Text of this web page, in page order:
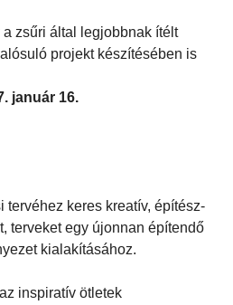
zsűri által legjobbnak ítélt
projekt készítésében is
január 16.
tervéhez keres kreatív, építész-
terveket egy újonnan építendő
kialakításához.
inspiratív ötletek